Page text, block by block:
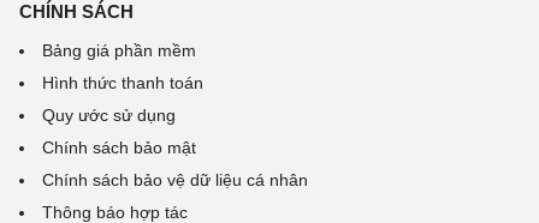
CHÍNH SÁCH
Bảng giá phần mềm
Hình thức thanh toán
Quy ước sử dụng
Chính sách bảo mật
Chính sách bảo vệ dữ liệu cá nhân
Thông báo hợp tác